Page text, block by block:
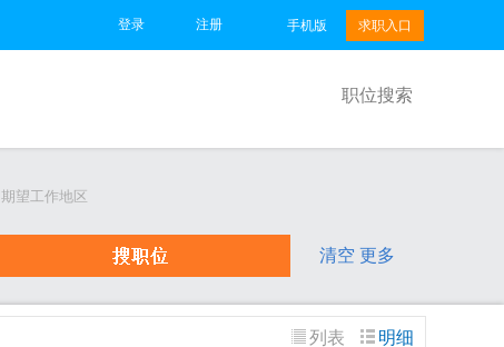
手机版 求职入口
注册
登录
职位搜索
期望工作地区
清空 更多
列表 明细